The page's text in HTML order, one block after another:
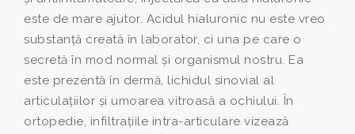
este de mare ajutor. Acidul hialuronic nu este vreo
substanţă creată în laborator, ci una pe care o
secretă în mod normal şi organismul nostru. Ea
este prezentă în dermă, lichidul sinovial al
articulaţiilor şi umoarea vitroasă a ochiului. În
ortopedie, infiltraţiile intra-articulare vizează